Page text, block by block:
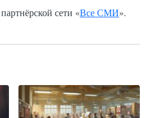
сети «Все СМИ».